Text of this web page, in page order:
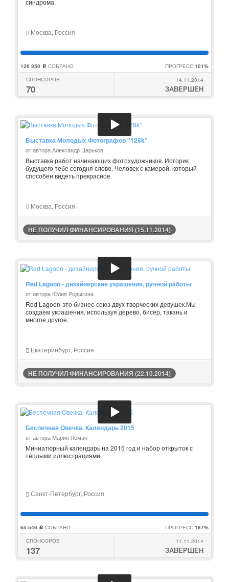
Москва, Россия
126 850 c СОБРАНО ПРОГРЕСС 101%
СПОНСОРОВ
70
14.11.2014
ЗАВЕРШЕН
Выставка Молодых Фотографов "128k"
от автора Александр Царьков
Выставка работ начинающих фотохудожников. Историк
будущего тебе сегодня слово. Человек с камерой, который
способен видеть прекрасное.
Москва, Россия
НЕ ПОЛУЧИЛ ФИНАНСИРОВАНИЯ (15.11.2014)
Red Lagoon - дизайнерские украшения, ручной работы
от автора Юлия Родыгина
Red Lagoon-это бизнес-союз двух творческих девушек.Мы
создаем украшения, используя дерево, бисер, такань и
многое другое.
Екатеринбург, Россия
НЕ ПОЛУЧИЛ ФИНАНСИРОВАНИЯ (22.10.2014)
Беспечная Овечка. Календарь 2015
от автора Мария Леман
Миниатюрный календарь на 2015 год и набор открыток с
тёплыми иллюстрациями.
Санкт-Петербург, Россия
65 546 c СОБРАНО ПРОГРЕСС 187%
СПОНСОРОВ
137
11.11.2014
ЗАВЕРШЕН